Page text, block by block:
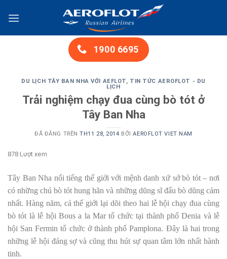
đến
1900 6695
DU LỊCH TÂY BAN NHA VỚI AEFLOT, TIN TỨC AEROFLOT - DU
LỊCH
Trải nghiệm chạy đua cùng bò tót ở
Tây Ban Nha
ĐÃ ĐĂNG TRÊNTH11 28, 2014 BỞIAEROFLOT VIET NAM
878 Lượt xem
Tây Ban Nha nổi tiếng thế giới với mệnh danh xứ sở bò tót – nơi
có những chú bò tót hung hãn và những dũng sĩ đấu bò dũng cảm
nhất. Hàng năm, cả thế giới lại dõi theo hai lễ hội chạy đua cùng
bò tót là lễ hội Bous a la Mar tổ chức tại thành phố Denia và lễ
hội San Fermin tổ chức ở thành phố Pamplona. Đây là hai trong
những lễ hội đáng sợ và cũng thu hút sự quan tâm lớn nhất hành
tinh.